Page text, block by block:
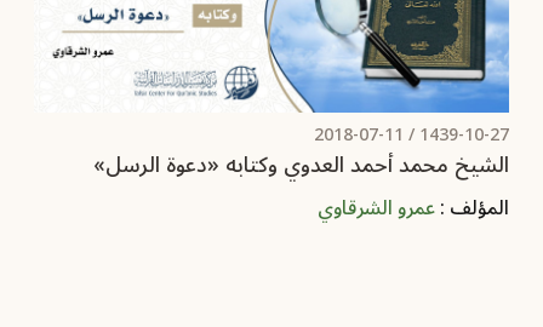
1439-10-27 /
2018-07-11
الشيخ محمد أحمد العدوي وكتابه «دعوة الرسل»
المؤلف :عمرو الشرقاوي